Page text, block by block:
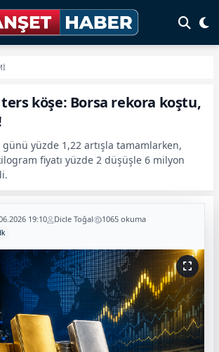
köşe: Borsa rekora koştu,
günü yüzde 1,22 artışla tamamlarken,
fiyatı yüzde 2 düşüşle 6 milyon
19:10 Dicle Toğal 1065 okuma